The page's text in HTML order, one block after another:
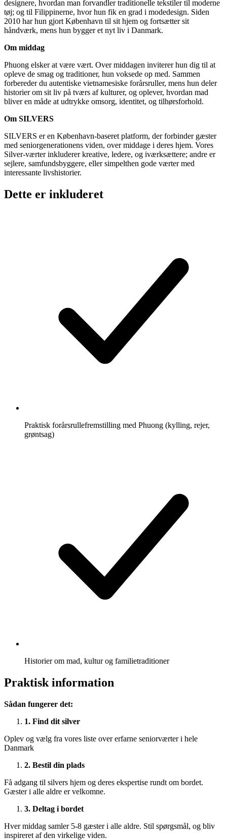
designere, hvordan man forvandler traditionelle tekstiler til moderne
tøj; og til Filippinerne, hvor hun fik en grad i modedesign. Siden
2010 har hun gjort København til sit hjem og fortsætter sit
håndværk, mens hun bygger et nyt liv i Danmark.
Om middag
Phuong elsker at være vært. Over middagen inviterer hun dig til at
opleve de smag og traditioner, hun voksede op med. Sammen
forbereder du autentiske vietnamesiske forårsruller, mens hun deler
historier om sit liv på tværs af kulturer, og oplever, hvordan mad
bliver en måde at udtrykke omsorg, identitet, og tilhørsforhold.
Om SILVERS
SILVERS er en København-baseret platform, der forbinder gæster
med seniorgenerationens viden, over middage i deres hjem. Vores
Silver-værter inkluderer kreative, ledere, og iværksættere; andre er
sejlere, samfundsbyggere, eller simpelthen gode værter med
interessante livshistorier.
Dette er inkluderet
Praktisk forårsrullefremstilling med Phuong (kylling, rejer,
grøntsag)
Historier om mad, kultur og familietraditioner
Praktisk information
Sådan fungerer det:
1. Find dit silver
Oplev og vælg fra vores liste over erfarne seniorværter i hele
Danmark
2. Bestil din plads
Få adgang til silvers hjem og deres ekspertise rundt om bordet.
Gæster i alle aldre er velkomne.
3. Deltag i bordet
Hver middag samler 5-8 gæster i alle aldre. Stil spørgsmål, og bliv
inspireret af den virkelige viden.